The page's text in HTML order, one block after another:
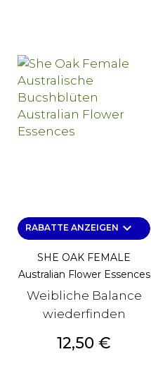
RABATTE ANZEIGEN keyboard_arrow_down
SHE OAK FEMALE
Australian Flower Essences
Weibliche Balance
wiederfinden
Preis
12,50 €